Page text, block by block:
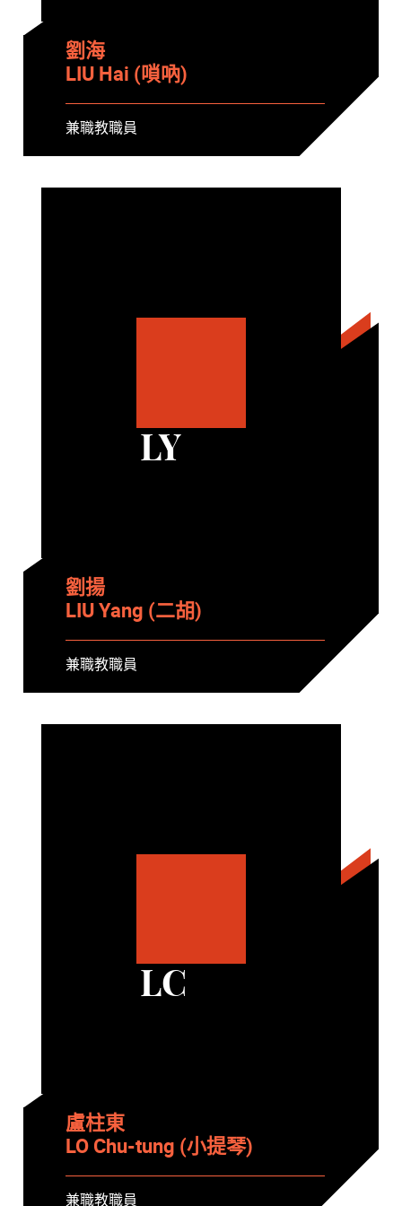
劉海
LIU Hai (嗩吶)
兼職教職員
LY
劉揚
LIU Yang (二胡)
兼職教職員
LC
盧柱東
LO Chu-tung (小提琴)
兼職教職員